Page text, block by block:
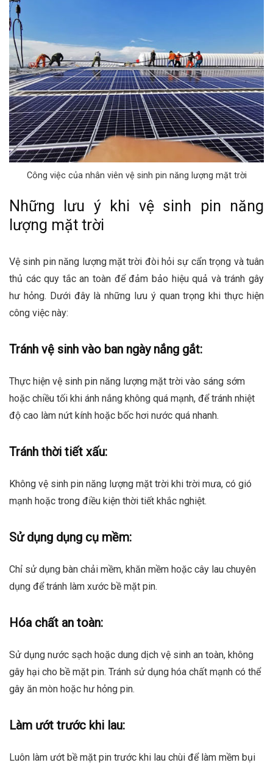
Công việc của nhân viên vệ sinh pin năng lượng mặt trời
Những lưu ý khi vệ sinh pin năng
lượng mặt trời
Vệ sinh pin năng lượng mặt trời đòi hỏi sự cẩn trọng và tuân
thủ các quy tắc an toàn để đảm bảo hiệu quả và tránh gây
hư hỏng. Dưới đây là những lưu ý quan trọng khi thực hiện
công việc này:
Tránh vệ sinh vào ban ngày nắng gắt:
Thực hiện vệ sinh pin năng lượng mặt trời vào sáng sớm
hoặc chiều tối khi ánh nắng không quá mạnh, để tránh nhiệt
độ cao làm nứt kính hoặc bốc hơi nước quá nhanh.
Tránh thời tiết xấu:
Không vệ sinh pin năng lượng mặt trời khi trời mưa, có gió
mạnh hoặc trong điều kiện thời tiết khắc nghiệt.
Sử dụng dụng cụ mềm:
Chỉ sử dụng bàn chải mềm, khăn mềm hoặc cây lau chuyên
dụng để tránh làm xước bề mặt pin.
Hóa chất an toàn:
Sử dụng nước sạch hoặc dung dịch vệ sinh an toàn, không
gây hại cho bề mặt pin. Tránh sử dụng hóa chất mạnh có thể
gây ăn mòn hoặc hư hỏng pin.
Làm ướt trước khi lau:
Luôn làm ướt bề mặt pin trước khi lau chùi để làm mềm bụi